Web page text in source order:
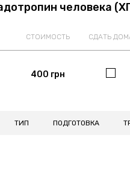
человека
СТОИМОСТЬ СДАТЬ
400 грн
ТИП ПОДГОТОВКА